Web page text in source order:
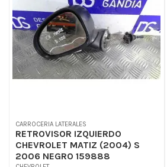
CARROCERIA LATERALES
RETROVISOR IZQUIERDO
CHEVROLET MATIZ (2004) S
2006 NEGRO 159888